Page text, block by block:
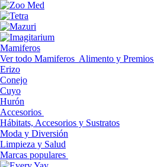
Mamiferos
Ver todo Mamiferos Alimento y Premios
Erizo
Conejo
Cuyo
Hurón
Accesorios
Hábitats, Accesorios y Sustratos
Moda y Diversión
Limpieza y Salud
Marcas populares